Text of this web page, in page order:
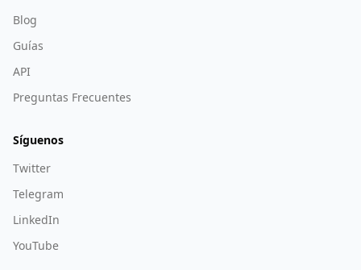
Blog
Guías
API
Preguntas Frecuentes
Síguenos
Twitter
Telegram
LinkedIn
YouTube